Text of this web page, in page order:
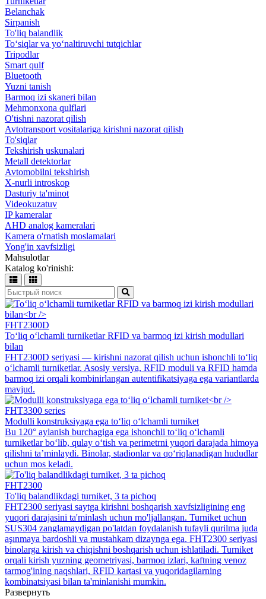
Belanchak
Sirpanish
To'liq balandlik
To‘siqlar va yo‘naltiruvchi tutqichlar
Tripodlar
Smart qulf
Bluetooth
Yuzni tanish
Barmoq izi skaneri bilan
Mehmonxona qulflari
O'tishni nazorat qilish
Avtotransport vositalariga kirishni nazorat qilish
To'siqlar
Tekshirish uskunalari
Metall detektorlar
Avtomobilni tekshirish
X-nurli introskop
Dasturiy ta'minot
Videokuzatuv
IP kameralar
AHD analog kameralari
Kamera o'rnatish moslamalari
Yong'in xavfsizligi
Mahsulotlar
Katalog ko'rinishi:
FHT2300D
To‘liq o‘lchamli turniketlar RFID va barmoq izi kirish modullari
bilan
FHT2300D seriyasi — kirishni nazorat qilish uchun ishonchli to‘liq
o‘lchamli turniketlar. Asosiy versiya, RFID moduli va RFID hamda
barmoq izi orqali kombinirlangan autentifikatsiyaga ega variantlarda
mavjud.
FHT3300 series
Modulli konstruksiyaga ega to‘liq o‘lchamli turniket
Bu 120° aylanish burchagiga ega ishonchli to‘liq o‘lchamli
turniketlar bo‘lib, qulay o‘tish va perimetrni yuqori darajada himoya
qilishni ta’minlaydi. Binolar, stadionlar va qo‘riqlanadigan hududlar
uchun mos keladi.
FHT2300
To'liq balandlikdagi turniket, 3 ta pichoq
FHT2300 seriyasi saytga kirishni boshqarish xavfsizligining eng
yuqori darajasini ta'minlash uchun mo'ljallangan. Turniket uchun
SUS304 zanglamaydigan po'latdan foydalanish tufayli qurilma juda
aşınmaya bardoshli va mustahkam dizaynga ega. FHT2300 seriyasi
binolarga kirish va chiqishni boshqarish uchun ishlatiladi. Turniket
orqali kirish yuzning geometriyasi, barmoq izlari, kaftning venoz
tarmog'ining naqshlari, RFID kartasi va yuqoridagilarning
kombinatsiyasi bilan ta'minlanishi mumkin.
Развернуть